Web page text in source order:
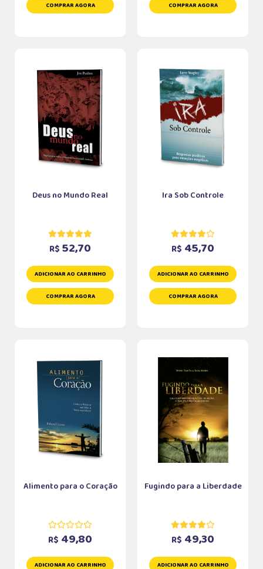
COMPRAR AGORA COMPRAR AGORA
Deus no Mundo Real
R$ 52,70
ADICIONAR AO CARRINHO
COMPRAR AGORA
Ira Sob Controle
R$ 45,70
ADICIONAR AO CARRINHO
COMPRAR AGORA
Alimento para o Coração
R$ 49,80
ADICIONAR AO CARRINHO
Fugindo para a Liberdade
R$ 49,30
ADICIONAR AO CARRINHO